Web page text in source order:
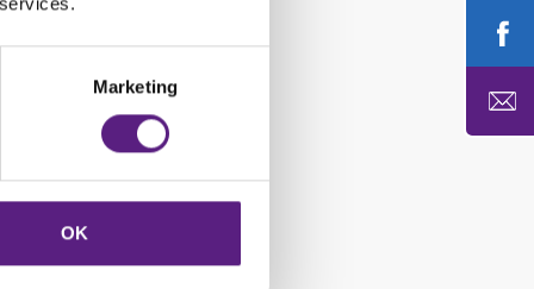
Marketing
OK